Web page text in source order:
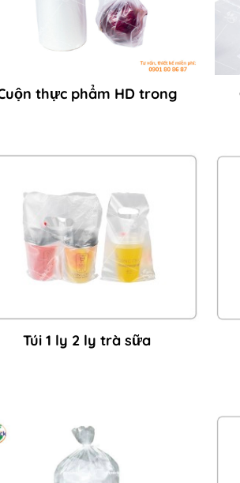
thực phẩm HD trong
Túi 1 ly 2 ly trà sữa